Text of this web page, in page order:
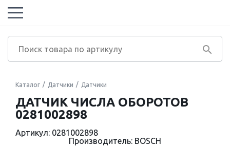
Каталог Датчики Датчики
ДАТЧИК ЧИСЛА ОБОРОТОВ
0281002898
Артикул: 0281002898
Производитель: BOSCH